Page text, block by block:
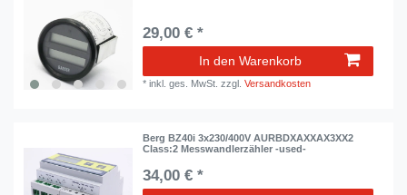
29,00 € *
In den Warenkorb
*inkl. ges. MwSt. zzgl.Versandkosten
Berg BZ40i 3x230/400V AURBDXAXXAX3XX2
Class:2 Messwandlerzähler -used-
34,00 € *